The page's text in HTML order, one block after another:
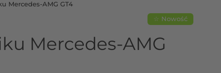
Mercedes-AMG GT4
☆ Nowość
Mercedes-AMG